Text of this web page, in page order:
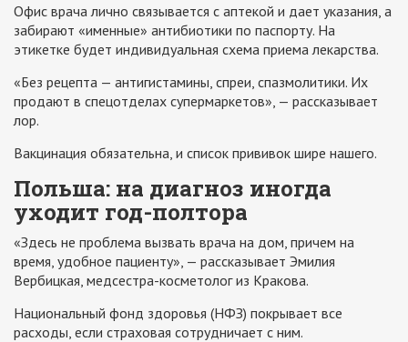
Офис врача лично связывается с аптекой и дает указания, а
забирают «именные» антибиотики по паспорту. На
этикетке будет индивидуальная схема приема лекарства.
«Без рецепта — антигистамины, спреи, спазмолитики. Их
продают в спецотделах супермаркетов», — рассказывает
лор.
Вакцинация обязательна, и список прививок шире нашего.
Польша: на диагноз иногда
уходит год-полтора
«Здесь не проблема вызвать врача на дом, причем на
время, удобное пациенту», — рассказывает Эмилия
Вербицкая, медсестра-косметолог из Кракова.
Национальный фонд здоровья (НФЗ) покрывает все
расходы, если страховая сотрудничает с ним.